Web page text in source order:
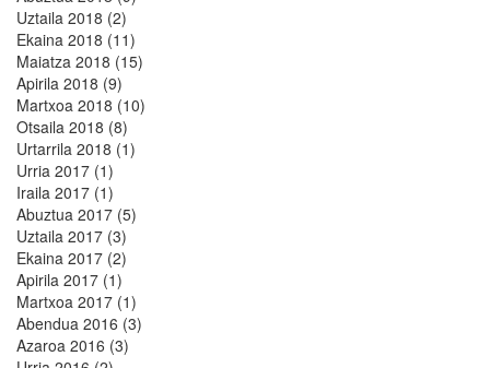
Uztaila 2018 (2)
Ekaina 2018 (11)
Maiatza 2018 (15)
Apirila 2018 (9)
Martxoa 2018 (10)
Otsaila 2018 (8)
Urtarrila 2018 (1)
Urria 2017 (1)
Iraila 2017 (1)
Abuztua 2017 (5)
Uztaila 2017 (3)
Ekaina 2017 (2)
Apirila 2017 (1)
Martxoa 2017 (1)
Abendua 2016 (3)
Azaroa 2016 (3)